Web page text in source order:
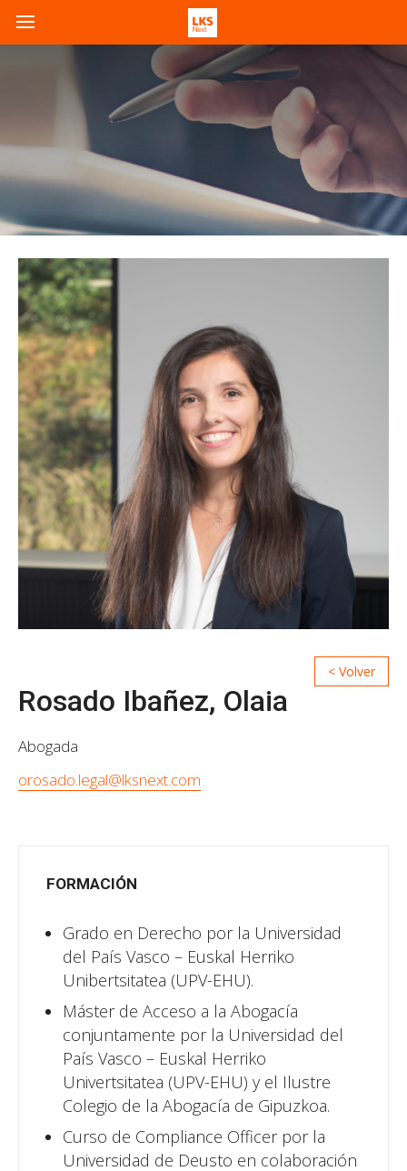
Rosado Ibañez, Olaia
Abogada
orosado.legal@lksnext.com
FORMACIÓN
Grado en Derecho por la Universidad
del País Vasco – Euskal Herriko
Unibertsitatea (UPV-EHU).
Máster de Acceso a la Abogacía
conjuntamente por la Universidad del
País Vasco – Euskal Herriko
Univertsitatea (UPV-EHU) y el Ilustre
Colegio de la Abogacía de Gipuzkoa.
Curso de Compliance Officer por la
Universidad de Deusto en colaboración